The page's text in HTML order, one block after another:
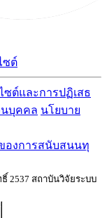
ซต์
ซต์และการปฏิเสธ
บุคคล นโยบาย
ของการสนับสนนทุ
2537 สถาบันวิจัยระบบ